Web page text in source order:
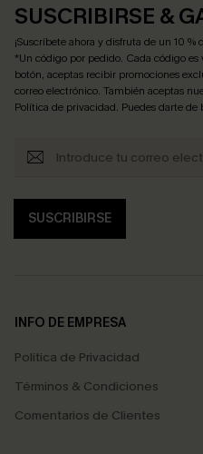
SUSCRIBIRSE &
¡Suscríbete ahora y disfruta de un 10
*Un código por pedido. Cada código
botón, aceptas recibir promociones
correo electrónico. También aceptas
Política de privacidad. Puedes darte
SUSCRIBIRSE
INFO DE EMPRESA
Política de Privacidad
Términos & Condiciones
Comentarios de Clientes